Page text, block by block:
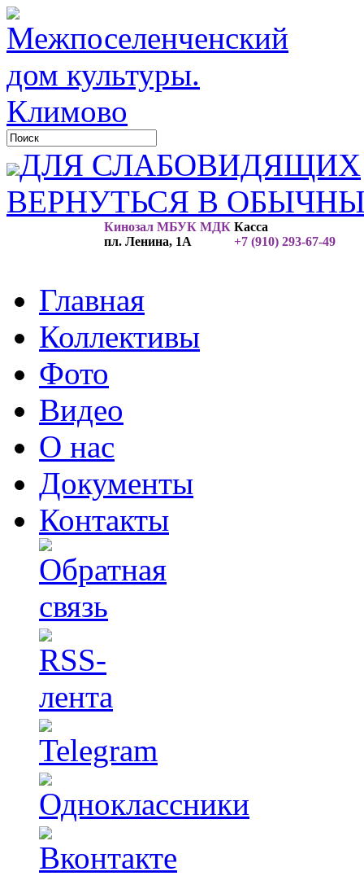
ДЛЯ СЛАБОВИДЯЩИХ
ВЕРНУТЬСЯ В
Кинозал МБУК МДК
пл. Ленина, 1А
Касса
+7 (910) 293-67-49
Главная
Коллективы
Фото
Видео
О нас
Документы
Контакты